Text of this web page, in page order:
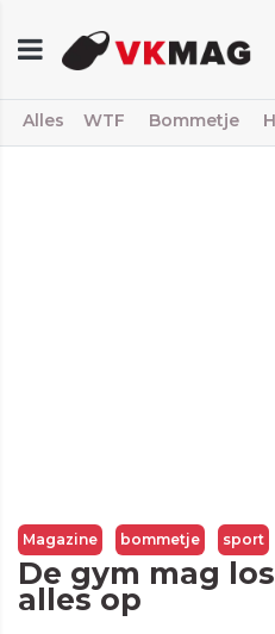
Alles WTF Bommetje
Magazine bommetje sport
De gym mag
alles op